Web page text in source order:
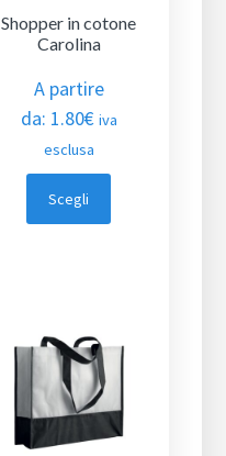
Shopper in cotone
Carolina
A partire
da: 1.80€ iva
esclusa
Scegli